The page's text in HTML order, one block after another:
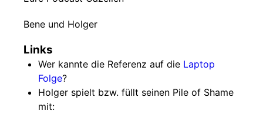
Bene und Holger
Links
Wer kannte die Referenz auf die Laptop
Folge?
Holger spielt bzw. füllt seinen Pile of Shame
mit: